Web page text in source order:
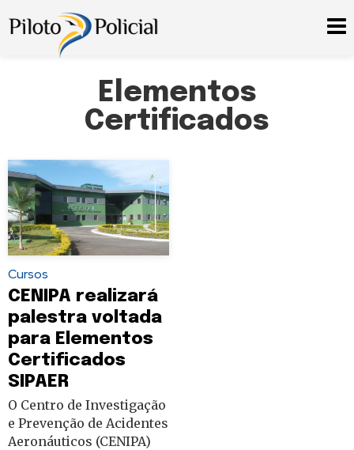
Elementos
Certificados
Cursos
CENIPA realizará
palestra voltada
para Elementos
Certificados
SIPAER
O Centro de Investigação
e Prevenção de Acidentes
Aeronáuticos (CENIPA)